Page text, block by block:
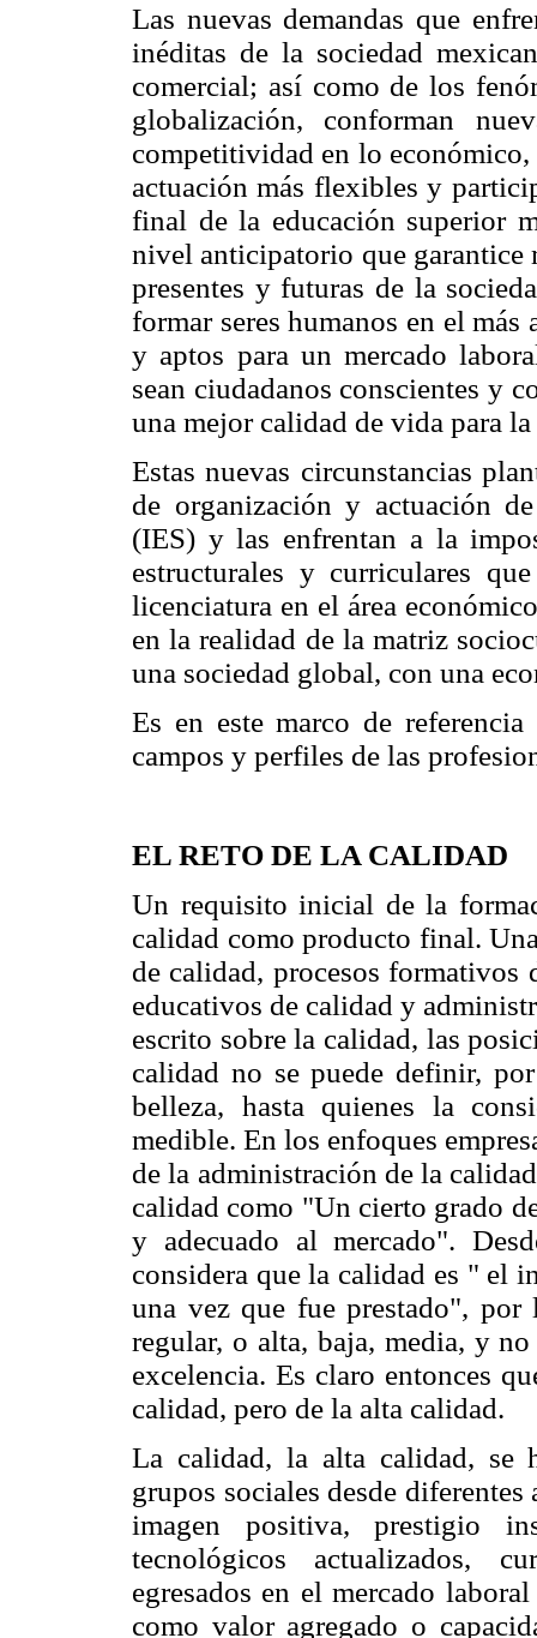
Las nuevas demandas que
inéditas de la sociedad
comercial; así como de los
globalización, conforman
competitividad en lo
actuación más flexibles y
final de la educación superior
nivel anticipatorio que garantice
presentes y futuras de la
formar seres humanos en el
y aptos para un mercado
sean ciudadanos conscientes y
una mejor calidad de vida para
Estas nuevas circunstancias
de organización y actuación
(IES) y las enfrentan a la
estructurales y curriculares
licenciatura en el área
en la realidad de la matriz
una sociedad global, con una
Es en este marco de
campos y perfiles de las
EL RETO DE LA CALIDAD
Un requisito inicial de la
calidad como producto final.
de calidad, procesos formativos
educativos de calidad y
escrito sobre la calidad, las
calidad no se puede definir,
belleza, hasta quienes la
medible. En los enfoques
de la administración de la
calidad como "Un cierto grado
y adecuado al mercado".
considera que la calidad es " el
una vez que fue prestado", por
regular, o alta, baja, media, y
excelencia. Es claro entonces
calidad, pero de la alta calidad.
La calidad, la alta calidad, se
grupos sociales desde
imagen positiva, prestigio
tecnológicos actualizados,
egresados en el mercado
como valor agregado o